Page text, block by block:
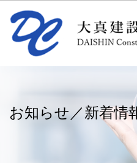
お知らせ／新着情